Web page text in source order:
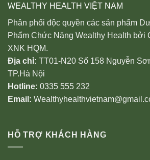
WEALTHY HEALTH VIỆT NAM
Phân phối độc quyền các sản phẩm
Phẩm Chức Năng Wealthy Health bởi
XNK HQM.
Địa chỉ: TT01-N20 Số 158 Nguyễn
TP.Hà Nội
Hotline: 0335 555 232
Email:
HỖ TRỢ KHÁCH HÀNG